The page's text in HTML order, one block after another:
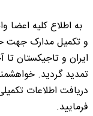
به اطلاع کلیه اعضا
و تکمیل مدارک
تمدید گردید.
فرمایید.